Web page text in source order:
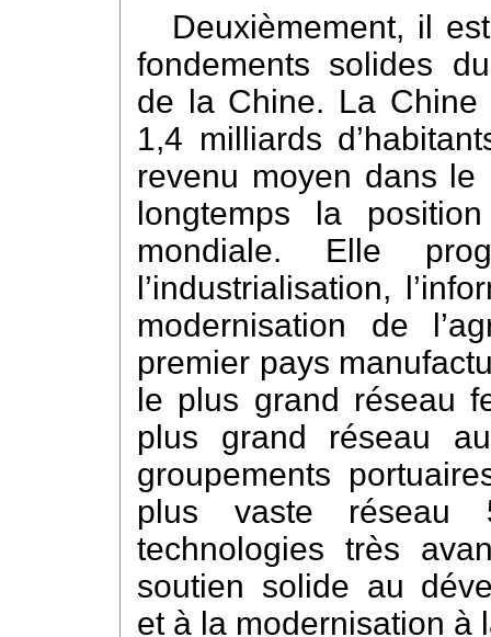
Deuxièmement, il
fondements solides
de la Chine. La Chine
1,4 milliards
revenu moyen dans
longtemps la
mondiale. Elle
l’industrialisation,
modernisation de
premier pays
le plus grand réseau
plus grand réseau
groupements
plus vaste
technologies très
soutien solide au
et à la modernisation à